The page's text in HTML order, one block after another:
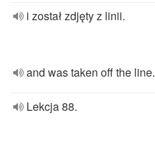
i został zdjęty z linii.
and was taken off the line.
Lekcja 88.